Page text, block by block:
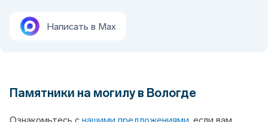
Написать в Max
Памятники на могилу в Вологде